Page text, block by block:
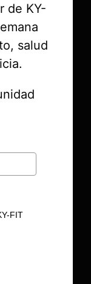
de KY-
salud
FIT